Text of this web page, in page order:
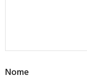
Nome